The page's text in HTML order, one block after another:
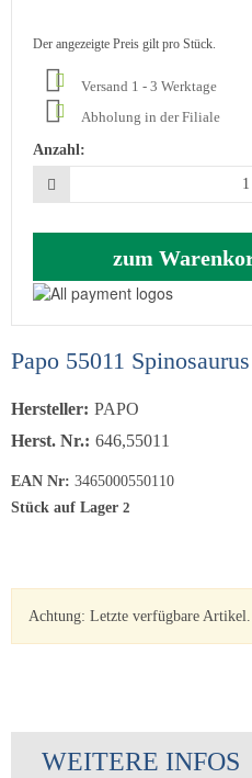
Der angezeigte Preis gilt pro Stück.
Versand 1 - 3 Werktage
Abholung in der Filiale
Anzahl:
zum
Papo 55011 Spinosaurus
Hersteller: PAPO
Herst. Nr.: 646,55011
EAN Nr: 3465000550110
Stück auf Lager 2
Achtung: Letzte verfügbare Artikel.
WEITERE INFOS